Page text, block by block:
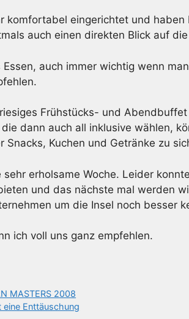
komfortabel eingerichtet und haben
auch einen direkten Blick auf
Essen, auch immer wichtig wenn
Frühstücks- und
die dann auch all inklusive wählen,
Snacks, Kuchen und Getränke zu
sehr erholsame Woche. Leider
und das nächste mal werden
um die Insel noch besser
ich voll uns ganz empfehlen.
MASTERS 2008
eine Enttäuschung